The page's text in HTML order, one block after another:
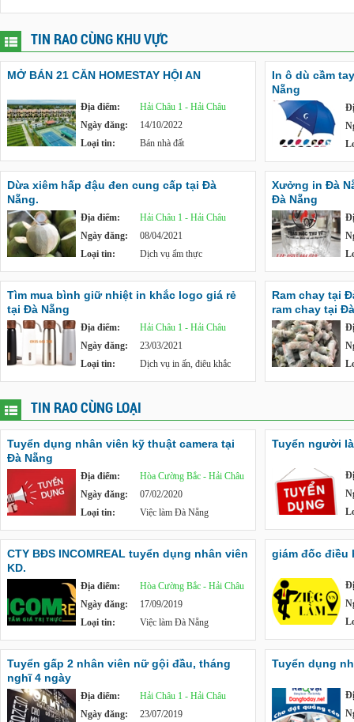
TIN RAO CÙNG KHU VỰC
MỞ BÁN 21 CĂN HOMESTAY HỘI AN
Địa điểm:
Hải Châu 1 - Hải Châu
Ngày đăng:
14/10/2022
Loại tin:
Bán nhà đất
In ô dù cầm
Nẵng
Dừa xiêm hấp đậu đen cung cấp tại Đà
Nẵng.
Địa điểm:
Hải Châu 1 - Hải Châu
Ngày đăng:
08/04/2021
Loại tin:
Dịch vụ ẩm thực
Xưởng in Đà
Đà Nẵng
Tìm mua bình giữ nhiệt in khắc logo giá rẻ
tại Đà Nẵng
Địa điểm:
Hải Châu 1 - Hải Châu
Ngày đăng:
23/03/2021
Loại tin:
Dịch vụ in ấn, điêu khắc
Ram chay tại
ram chay tại
TIN RAO CÙNG LOẠI
Tuyển dụng nhân viên kỹ thuật camera tại
Đà Nẵng
Địa điểm:
Hòa Cường Bắc - Hải Châu
Ngày đăng:
07/02/2020
Loại tin:
Việc làm Đà Nẵng
Tuyển người
CTY BĐS INCOMREAL tuyển dụng nhân viên
KD.
Địa điểm:
Hòa Cường Bắc - Hải Châu
Ngày đăng:
17/09/2019
Loại tin:
Việc làm Đà Nẵng
giám đốc điều
Tuyển gấp 2 nhân viên nữ gội đầu, tháng
nghĩ 4 ngày
Địa điểm:
Hải Châu 1 - Hải Châu
Ngày đăng:
23/07/2019
Tuyển dụng